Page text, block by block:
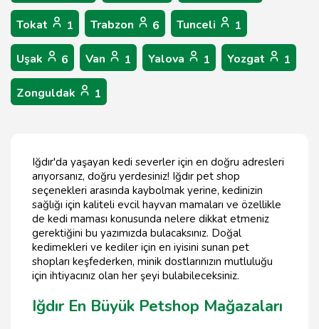
Tokat 1 Trabzon 6 Tunceli 1
Uşak 6 Van 1 Yalova 1 Yozgat 1
Zonguldak 1
Iğdır'da yaşayan kedi severler için en doğru adresleri
arıyorsanız, doğru yerdesiniz! Iğdır pet shop
seçenekleri arasında kaybolmak yerine, kedinizin
sağlığı için kaliteli evcil hayvan mamaları ve özellikle
de kedi maması konusunda nelere dikkat etmeniz
gerektiğini bu yazımızda bulacaksınız. Doğal
kedimekleri ve kediler için en iyisini sunan pet
shopları keşfederken, minik dostlarınızın mutluluğu
için ihtiyacınız olan her şeyi bulabileceksiniz.
Iğdır En Büyük Petshop Mağazaları